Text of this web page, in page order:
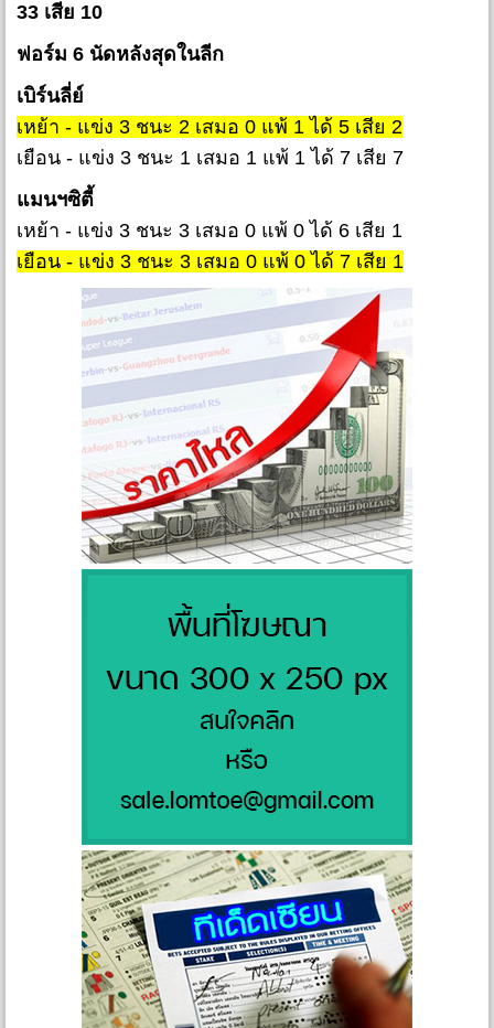
33 เสีย 10
ฟอร์ม 6 นัดหลังสุดในลีก
เบิร์นลี่ย์
เหย้า - แข่ง 3 ชนะ 2 เสมอ 0 แพ้ 1 ได้ 5 เสีย 2
เยือน - แข่ง 3 ชนะ 1 เสมอ 1 แพ้ 1 ได้ 7 เสีย 7
แมนฯซิตี้
เหย้า - แข่ง 3 ชนะ 3 เสมอ 0 แพ้ 0 ได้ 6 เสีย 1
เยือน - แข่ง 3 ชนะ 3 เสมอ 0 แพ้ 0 ได้ 7 เสีย 1